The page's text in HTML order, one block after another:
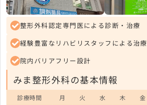
整形外科認定専門医による診断・治療
経験豊富なリハビリスタッフによる治療
院内バリアフリー設計
みま整形外科の基本情報
診療時間 月 火 水 木 金